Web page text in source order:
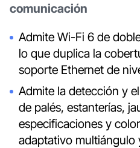
comunicación
Admite Wi-Fi 6 de
lo que duplica la
soporte Ethernet de
Admite la detección y
de palés, estanterías,
especificaciones y
adaptativo multiángulo